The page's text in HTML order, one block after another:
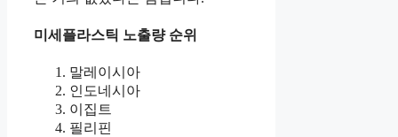
미세플라스틱 노출량 순위
말레이시아
인도네시아
이집트
필리핀